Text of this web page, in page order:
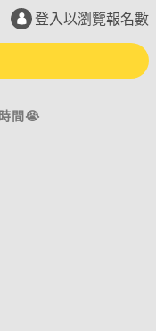
登入以瀏覽報名數
間😭